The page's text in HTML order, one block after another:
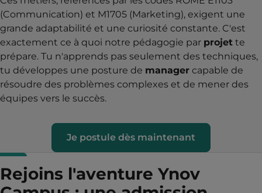
(Communication) et M1705 (Marketing), exigent une
grande adaptabilité et une curiosité constante. C'est
exactement ce à quoi notre pédagogie par projet te
prépare. Tu n'apprends pas seulement des techniques,
tu développes une posture de manager capable de
résoudre des problèmes complexes et de mener des
équipes vers le succès.
Je postule dès maintenant
Rejoins l'aventure Ynov